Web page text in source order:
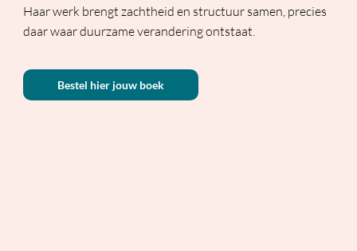
Haar werk brengt zachtheid en structuur samen, precies
daar waar duurzame verandering ontstaat.
Bestel hier jouw boek